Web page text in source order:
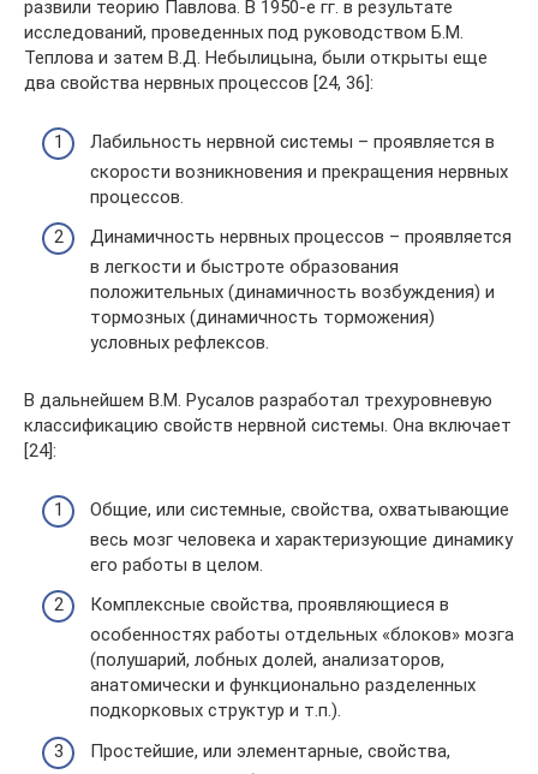
развили теорию Павлова. В 1950-е гг. в результате
исследований, проведенных под руководством Б.М.
Теплова и затем В.Д. Небылицына, были открыты еще
два свойства нервных процессов [24, 36]:
Лабильность нервной системы – проявляется в
скорости возникновения и прекращения нервных
процессов.
Динамичность нервных процессов – проявляется
в легкости и быстроте образования
положительных (динамичность возбуждения) и
тормозных (динамичность торможения)
условных рефлексов.
В дальнейшем В.М. Русалов разработал трехуровневую
классификацию свойств нервной системы. Она включает
[24]:
Общие, или системные, свойства, охватывающие
весь мозг человека и характеризующие динамику
его работы в целом.
Комплексные свойства, проявляющиеся в
особенностях работы отдельных «блоков» мозга
(полушарий, лобных долей, анализаторов,
анатомически и функционально разделенных
подкорковых структур и т.п.).
Простейшие, или элементарные, свойства,